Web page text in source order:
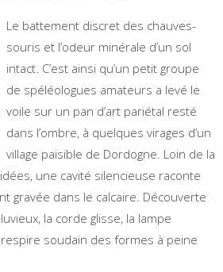
Le battement discret des chauves-
souris et l’odeur minérale d’un sol
intact. C’est ainsi qu’un petit groupe
de spéléologues amateurs a levé le
voile sur un pan d’art pariétal resté
dans l’ombre, à quelques virages d’un
village paisible de Dordogne. Loin de la
une cavité silencieuse raconte
gravée dans le calcaire. Découverte
la corde glisse, la lampe
soudain des formes à peine